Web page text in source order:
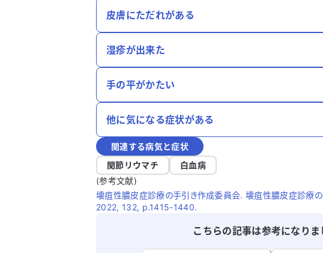
皮膚にただれがある
湿疹が出来た
手の平がかたい
他に気になる症状がある
関連する病気と症状
関節リウマチ
白血病
(参考文献)
壊疽性膿皮症診療の手引き作成委員会. 壊疽性膿皮症診療
2022, 132, p.1415-1440.
こちらの記事は参考になりま